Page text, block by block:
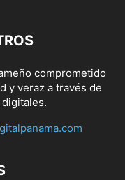
comprometido
y veraz a través de